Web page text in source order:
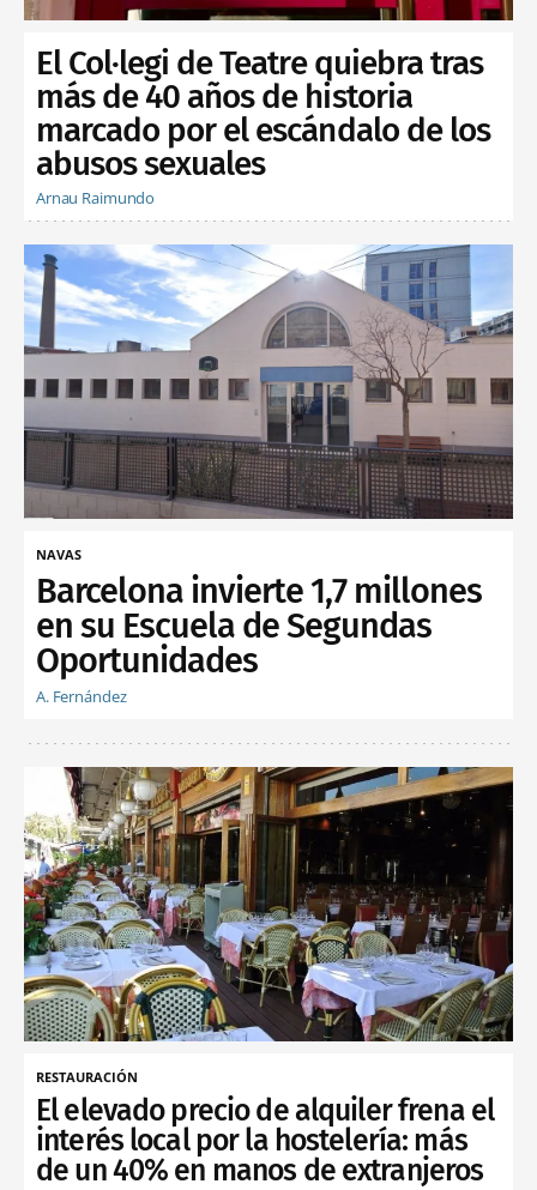
El Col·legi de Teatre quiebra tras
más de 40 años de historia
marcado por el escándalo de los
abusos sexuales
Arnau Raimundo
NAVAS
Barcelona invierte 1,7 millones
en su Escuela de Segundas
Oportunidades
A. Fernández
RESTAURACIÓN
El elevado precio de alquiler frena el
interés local por la hostelería: más
de un 40% en manos de extranjeros